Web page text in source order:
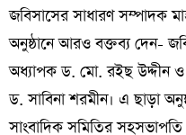
জবিসাসের সাধারণ সম্পাদক
অনুষ্ঠানে আরও বক্তব্য দেন-
অধ্যাপক ড. মো. রইছ উদ্দীন ও
ড. সাবিনা শরমীন। এ ছাড়া
সাংবাদিক সমিতির